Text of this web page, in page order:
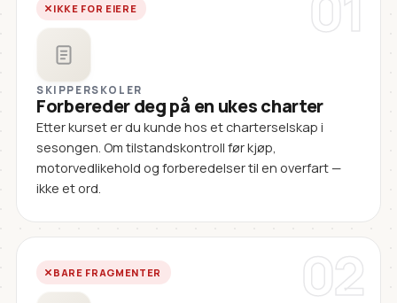
IKKE FOR EIERE
SKIPPERSKOLER
Forbereder deg på en ukes charter
Etter kurset er du kunde hos et charterselskap i
sesongen. Om tilstandskontroll før kjøp,
motorvedlikehold og forberedelser til en overfart —
ikke et ord.
02
BARE FRAGMENTER